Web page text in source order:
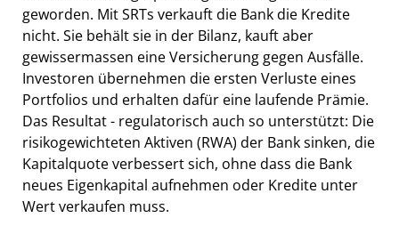
geworden. Mit SRTs verkauft die Bank die Kredite
nicht. Sie behält sie in der Bilanz, kauft aber
gewissermassen eine Versicherung gegen Ausfälle.
Investoren übernehmen die ersten Verluste eines
Portfolios und erhalten dafür eine laufende Prämie.
Das Resultat - regulatorisch auch so unterstützt: Die
risikogewichteten Aktiven (RWA) der Bank sinken, die
Kapitalquote verbessert sich, ohne dass die Bank
neues Eigenkapital aufnehmen oder Kredite unter
Wert verkaufen muss.